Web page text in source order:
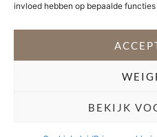
invloed hebben op bepaalde
BEKIJK